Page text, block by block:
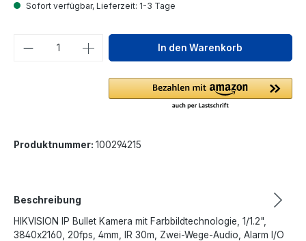
Sofort verfügbar, Lieferzeit: 1-3 Tage
Produkt Anzahl: Gib denIn den Warenkorb
Produktnummer: 100294215
Beschreibung
HIKVISION IP Bullet Kamera mit Farbbildtechnologie, 1/1.2",
3840x2160, 20fps, 4mm, IR 30m, Zwei-Wege-Audio, Alarm I/O